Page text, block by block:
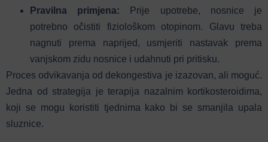
Pravilna primjena: Prije upotrebe, nosnice je
potrebno očistiti fiziološkom otopinom. Glavu treba
nagnuti prema naprijed, usmjeriti nastavak prema
vanjskom zidu nosnice i udahnuti pri pritisku.
Proces odvikavanja od dekongestiva je izazovan, ali moguć.
Jedna od strategija je terapija nazalnim kortikosteroidima,
koji se mogu koristiti tjednima kako bi se smanjila upala
sluznice.